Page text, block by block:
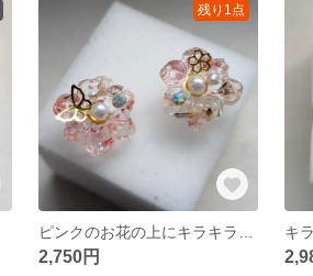
残り1点
2,750円